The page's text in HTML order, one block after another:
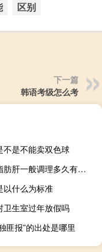
区别
下一篇
韩语考级怎么考
不是不能卖双色球
中度脂肪肝一般调理多久有改善（中度脂肪肝一般多久恢复）
以什么为标准
卫生室过年放假吗
匪报”的出处是哪里